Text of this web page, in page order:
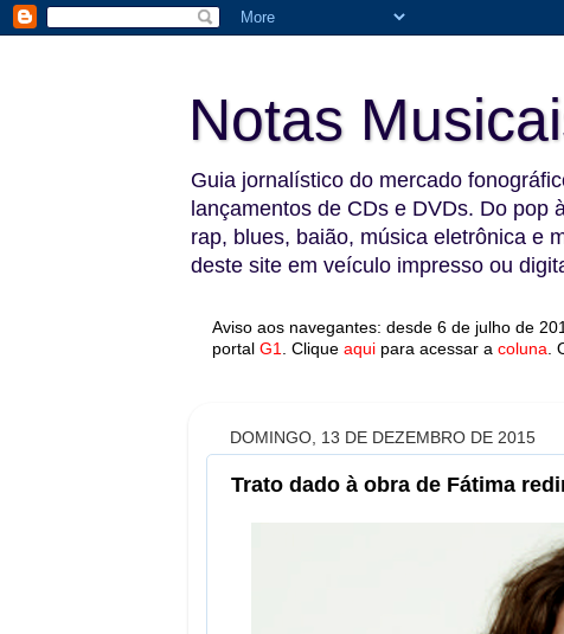
Notas
Guia jornalístico do mercado
lançamentos de CDs e DVDs. Do pop
rap, blues, baião, música eletrônica e
deste site em veículo impresso ou
Aviso aos navegantes: desde 6 de julho de
portal G1 Clique aqui para acessar a coluna
DOMINGO, 13 DE DEZEMBRO DE 2015
Trato dado à obra de Fátima